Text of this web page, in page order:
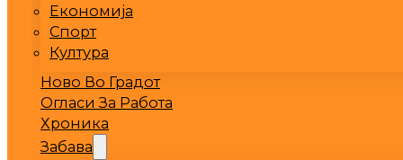
Економија
Спорт
Култура
Ново Во Градот
Огласи За Работа
Хроника
Забава